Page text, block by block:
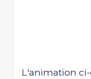
L'animation ci-